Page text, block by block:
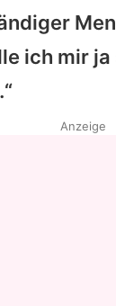
ich mir
Anzeige